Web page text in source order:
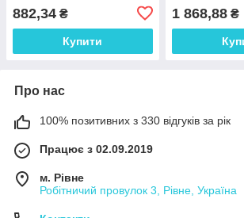
882,34 ₴
Купити
1 868,88₴
Про нас
100% позитивних з 330 відгуків за рік
Працює з 02.09.2019
м. Рівне
Робітничий провулок 3, Рівне, Україна